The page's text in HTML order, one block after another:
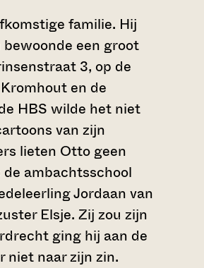
familie. Hij
bewoonde een groot
3, op de
en de
HBS wilde het niet
van zijn
lieten Otto geen
ambachtsschool
Jordaan van
Elsje. Zij zou zijn
ging hij aan de
niet naar zijn zin.